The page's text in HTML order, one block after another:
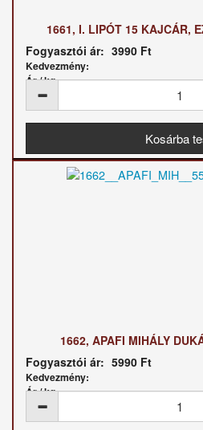
1661, I. LIPÓT 15 KAJCÁR,
Fogyasztói ár: 3990 Ft
Kedvezmény:
Ár / kg:
1662, APAFI MIHÁLY
Fogyasztói ár: 5990 Ft
Kedvezmény:
Ár / kg: